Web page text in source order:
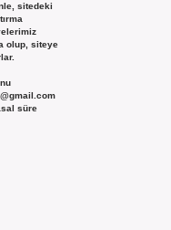
sitedeki
olup, siteye
süre